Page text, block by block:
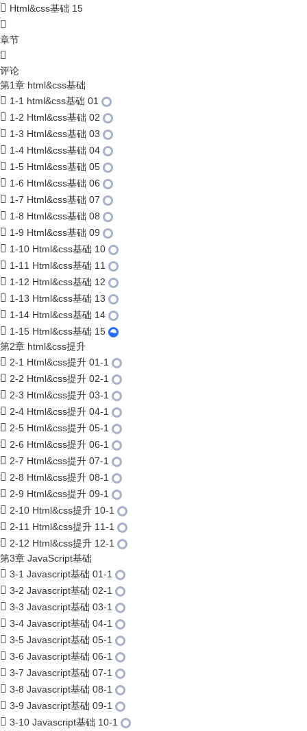
Html&css基础 15
章节
评论
第1章 html&css基础
1-1 html&css基础 01
1-2 Html&css基础 02
1-3 Html&css基础 03
1-4 Html&css基础 04
1-5 Html&css基础 05
1-6 Html&css基础 06
1-7 Html&css基础 07
1-8 Html&css基础 08
1-9 Html&css基础 09
1-10 Html&css基础 10
1-11 Html&css基础 11
1-12 Html&css基础 12
1-13 Html&css基础 13
1-14 Html&css基础 14
1-15 Html&css基础 15
第2章 html&css提升
2-1 Html&css提升 01-1
2-2 Html&css提升 02-1
2-3 Html&css提升 03-1
2-4 Html&css提升 04-1
2-5 Html&css提升 05-1
2-6 Html&css提升 06-1
2-7 Html&css提升 07-1
2-8 Html&css提升 08-1
2-9 Html&css提升 09-1
2-10 Html&css提升 10-1
2-11 Html&css提升 11-1
2-12 Html&css提升 12-1
第3章 JavaScript基础
3-1 Javascript基础 01-1
3-2 Javascript基础 02-1
3-3 Javascript基础 03-1
3-4 Javascript基础 04-1
3-5 Javascript基础 05-1
3-6 Javascript基础 06-1
3-7 Javascript基础 07-1
3-8 Javascript基础 08-1
3-9 Javascript基础 09-1
3-10 Javascript基础 10-1